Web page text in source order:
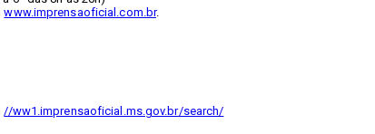
www.imprensaoficial.com.br.
//ww1.imprensaoficial.ms.gov.br/search/